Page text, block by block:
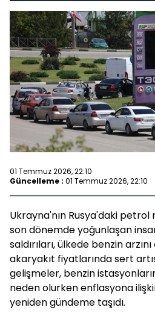
01 Temmuz 2026, 22:10
Güncelleme : 01 Temmuz 2026, 22:10
Ukrayna'nın Rusya'daki
son dönemde yoğunlaşan
saldırıları, ülkede benzin
akaryakıt fiyatlarında sert
gelişmeler, benzin
neden olurken enflasyona
yeniden gündeme taşıdı.